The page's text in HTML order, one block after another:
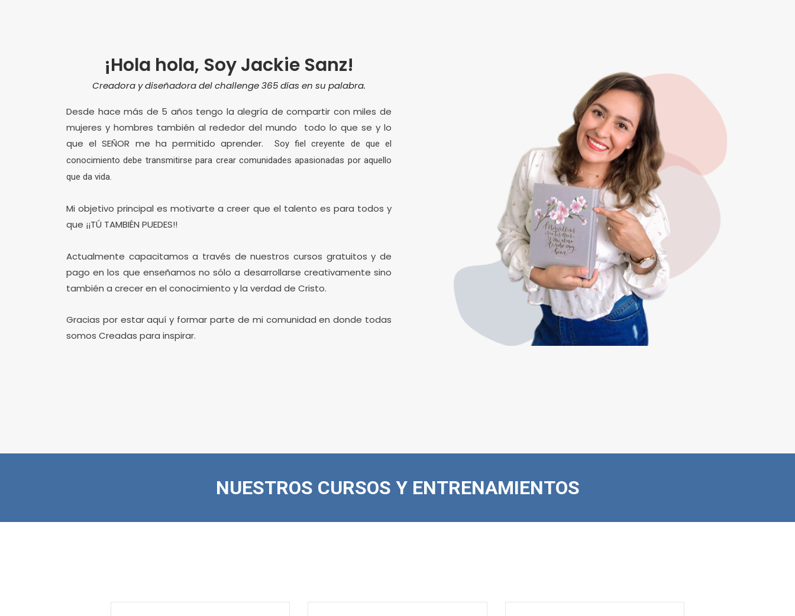
¡Hola hola, Soy Jackie Sanz!
Creadora y diseñadora del challenge 365 días en su palabra.
Desde hace más de 5 años tengo la alegría de compartir con miles de
mujeres y hombres también al rededor del mundo todo lo que se y lo
que el SEÑOR me ha permitido aprender. Soy fiel creyente de que el
conocimiento debe transmitirse para crear comunidades apasionadas por aquello
que da vida.
Mi objetivo principal es motivarte a creer que el talento es para todos y
que ¡¡TÚ TAMBIÉN PUEDES!!
Actualmente capacitamos a través de nuestros cursos gratuitos y de
pago en los que enseñamos no sólo a desarrollarse creativamente sino
también a crecer en el conocimiento y la verdad de Cristo.
Gracias por estar aquí y formar parte de mi comunidad en donde todas
somos Creadas para inspirar.
NUESTROS CURSOS Y ENTRENAMIENTOS